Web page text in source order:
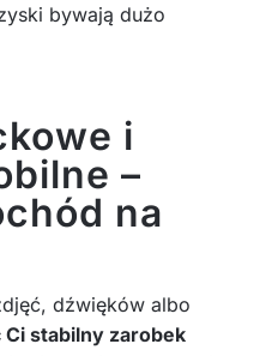
bywają dużo
i
–
na
dźwięków albo
stabilny zarobek